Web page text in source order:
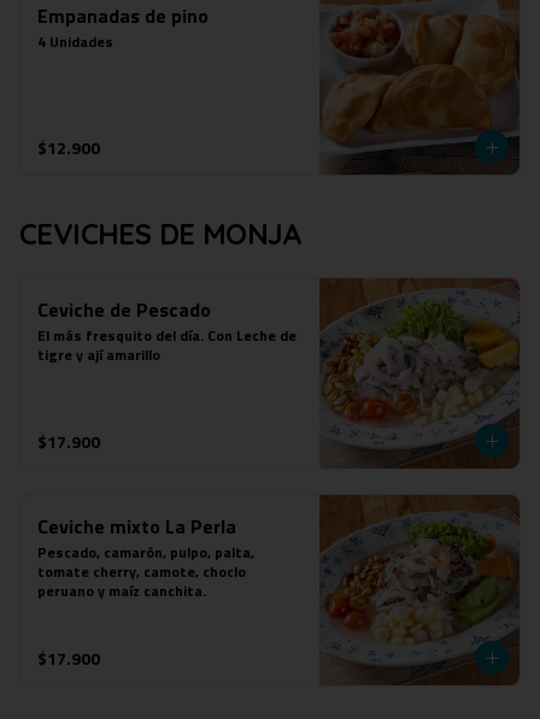
Empanadas de pino
4 Unidades
$12.900
CEVICHES DE MONJA
Ceviche de Pescado
El más fresquito del día. Con Leche de
tigre y ají amarillo
$17.900
Ceviche mixto La Perla
Pescado, camarón, pulpo, palta,
tomate cherry, camote, choclo
peruano y maíz canchita.
$17.900